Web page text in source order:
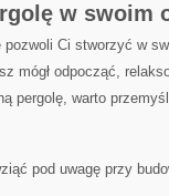
w swoim
pozwoli Ci stworzyć w
mógł odpocząć,
pergolę, warto
pod uwagę przy